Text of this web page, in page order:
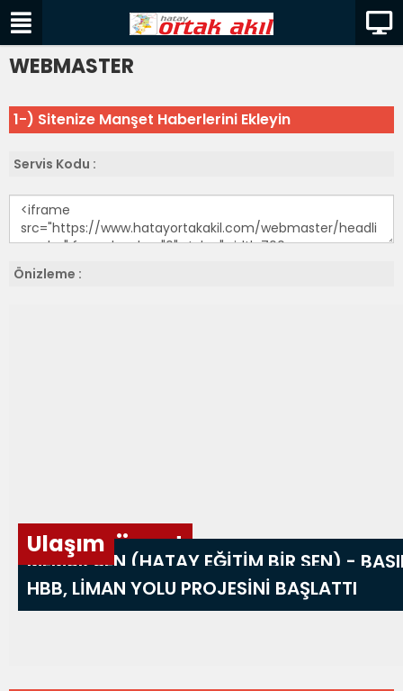
WEBMASTER
1-) Sitenize Manşet Haberlerini Ekleyin
Servis Kodu :
Önizleme :